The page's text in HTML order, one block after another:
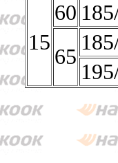
15
60
65